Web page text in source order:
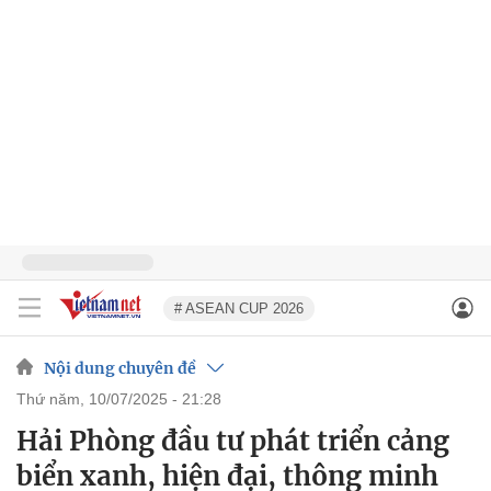
# ASEAN CUP 2026
Nội dung chuyên đề
thứ năm, 10/07/2025 - 21:28
Hải Phòng đầu tư phát triển cảng
biển xanh, hiện đại, thông minh